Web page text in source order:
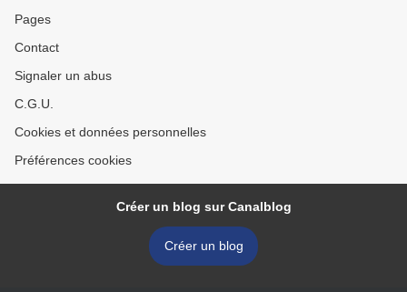
Pages
Contact
Signaler un abus
C.G.U.
Cookies et données personnelles
Préférences cookies
Créer un blog sur Canalblog
Créer un blog